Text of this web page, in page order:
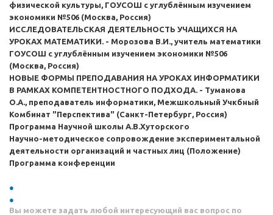
физической культуры, ГОУСОШ с углублённым изучением
экономики №506 (Москва, Россия)
ИССЛЕДОВАТЕЛЬСКАЯ ДЕЯТЕЛЬНОСТЬ УЧАЩИХСЯ НА
УРОКАХ МАТЕМАТИКИ. - Морозова В.И., учитель математики
ГОУСОШ с углублённым изучением экономики №506
(Москва, Россия)
НОВЫЕ ФОРМЫ ПРЕПОДАВАНИЯ НА УРОКАХ ИНФОРМАТИКИ
В РАМКАХ КОМПЕТЕНТНОСТНОГО ПОДХОДА. - Туманова
О.А., преподаватель информатики, Межшкольный Учкбный
Комбинат "Перспектива" (Санкт-Петербург, Россия)
Программа Научной школы А.В.Хуторского
Научно-методическое сопровождение экспериментальной
деятельности организаций и частных лиц (Положение)
Программа конференции
Вы можете задать любой интересующий вас вопрос по